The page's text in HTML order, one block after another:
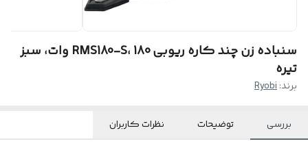
سنباده زن چند کاره ریوبی RMS180-S، 180 وات، سبز
تیره
برند:Ryobi
بررسی توضیحات نظرات کاربران